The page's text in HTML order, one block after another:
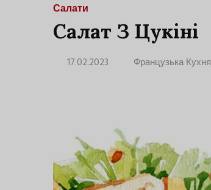
Салати
Салат З Цукіні
17.02.2023 Французька Кухня